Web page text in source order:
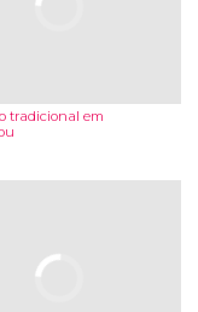
tradicional em